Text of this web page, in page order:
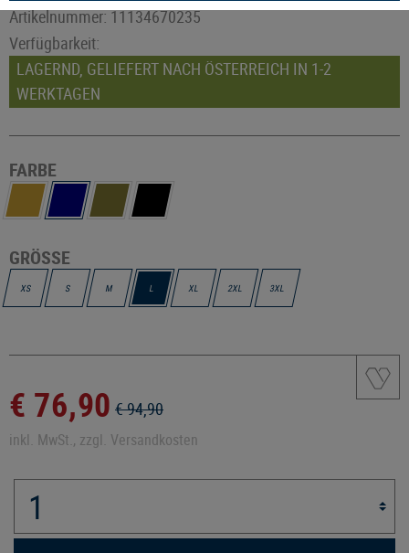
Artikelnummer:11134670235
Verfügbarkeit:
LAGERND, GELIEFERT NACH ÖSTERREICH IN 1-2
WERKTAGEN
FARBE
GRÖSSE
XS S M L XL 2XL 3XL
€ 76,90 € 94,90
inkl. MwSt., zzgl. Versandkosten